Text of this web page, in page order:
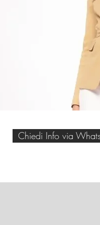
Chiedi Info via